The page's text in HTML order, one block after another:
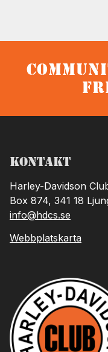
Kontakt
Harley-Davidson
Box 874, 341 18
info@hdcs.se
Webbplatskarta